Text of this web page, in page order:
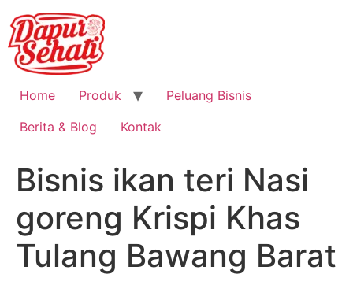
Home Produk
Peluang Bisnis
Berita & Blog
Kontak
Bisnis ikan teri Nasi
goreng Krispi Khas
Tulang Bawang Barat